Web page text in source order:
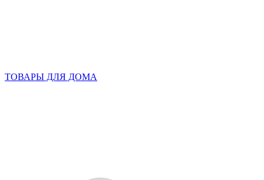
ТОВАРЫ ДЛЯ ДОМА